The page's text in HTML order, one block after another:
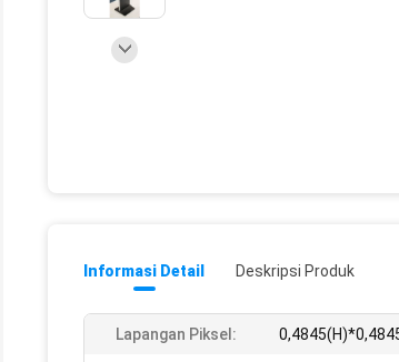
Informasi Detail Deskripsi Produk
Lapangan Piksel: